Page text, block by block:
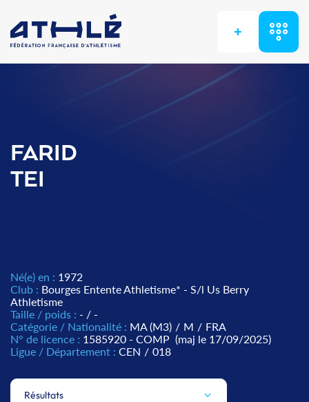
+
FARID
TEI
Né(e) en : 1972
Club : Bourges Entente Athletisme* - S/l Us Berry
Athletisme
Taille / poids : - / -
Catégorie / Nationalité : MA (M3) / M / FRA
N° de licence : 1585920 - COMP (maj le 17/09/2025)
Ligue / Département : CEN / 018
Résultats